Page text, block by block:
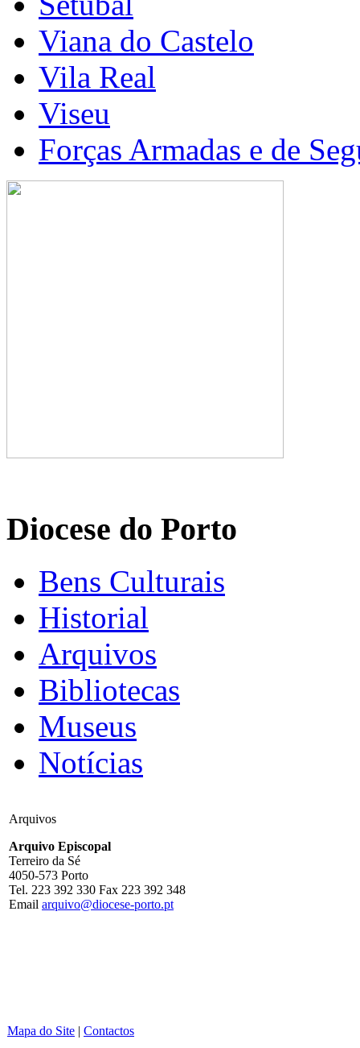
Viana do Castelo
Vila Real
Viseu
Forças Armadas e de
Diocese do Porto
Bens Culturais
Historial
Arquivos
Bibliotecas
Museus
Notícias
Arquivos
Arquivo Episcopal
Terreiro da Sé
4050-573 Porto
Tel. 223 392 330 Fax 223 392 348
Email arquivo@diocese-porto.pt
Mapa do Site | Contactos